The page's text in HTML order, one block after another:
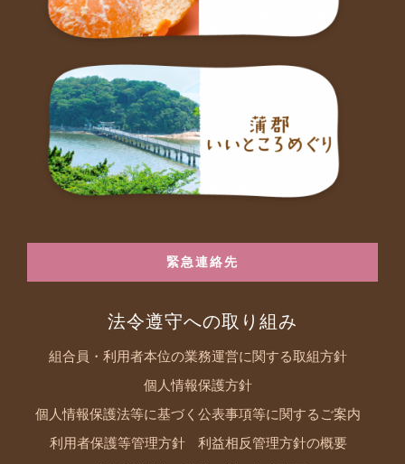
緊急連絡先
法令遵守への取り組み
組合員・利用者本位の業務運営に関する取組方針
個人情報保護方針
個人情報保護法等に基づく公表事項等に関するご案内
利用者保護等管理方針 利益相反管理方針の概要